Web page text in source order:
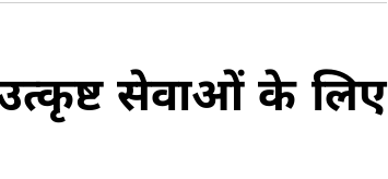
उत्कृष्ट सेवाओं के लिए